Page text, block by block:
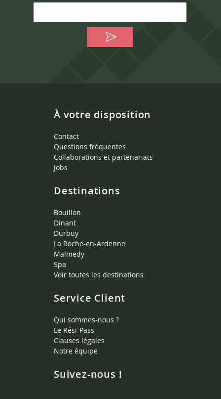
À votre disposition
Contact
Questions fréquentes
Collaborations et partenariats
Jobs
Destinations
Bouillon
Dinant
Durbuy
La Roche-en-Ardenne
Malmedy
Spa
Voir toutes les destinations
Service Client
Qui sommes-nous ?
Le Rési-Pass
Clauses légales
Notre équipe
Suivez-nous !